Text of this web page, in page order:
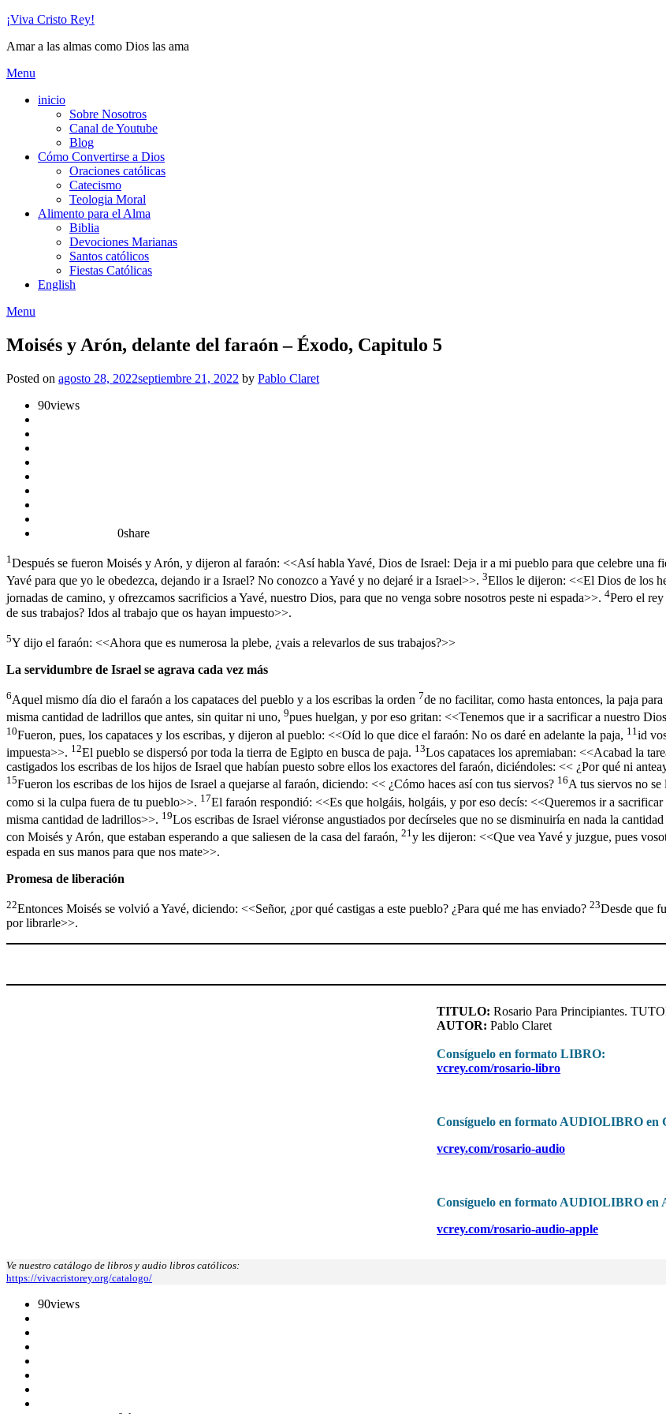
Skip
content
¡Viva Cristo Rey!
Amar a las almas como Dios las ama
Menu
inicio
Sobre Nosotros
Canal de Youtube
Blog
Cómo Convertirse a Dios
Oraciones católicas
Catecismo
Teologia Moral
Alimento para el Alma
Biblia
Devociones Marianas
Santos católicos
Fiestas Católicas
English
Menu
Moisés y Arón, delante del faraón – Éxodo, Capitulo 5
Posted on agosto 28, 2022septiembre 21, 2022 by Pablo Claret
90views
0share
1 Después se fueron Moisés y Arón, y dijeron al faraón: <<Así habla Yavé, Dios de Israel: Deja ir a mi pueblo para que celebre una
Yavé para que yo le obedezca, dejando ir a Israel? No conozco a Yavé y no dejaré ir a Israel>>. 3Ellos le dijeron: <<El Dios de los
jornadas de camino, y ofrezcamos sacrificios a Yavé, nuestro Dios, para que no venga sobre nosotros peste ni espada>>. 4Pero el
de sus trabajos? Idos al trabajo que os hayan impuesto>>.
5Y dijo el faraón: <<Ahora que es numerosa la plebe, ¿vais a relevarlos de sus trabajos?>>
La servidumbre de Israel se agrava cada vez más
6Aquel mismo día dio el faraón a los capataces del pueblo y a los escribas la orden 7de no facilitar, como hasta entonces, la paja
misma cantidad de ladrillos que antes, sin quitar ni uno, 9pues huelgan, y por eso gritan: <<Tenemos que ir a sacrificar a nuestro
10Fueron, pues, los capataces y los escribas, y dijeron al pueblo: <<Oíd lo que dice el faraón: No os daré en adelante la paja, 11 id
impuesta>>. 12El pueblo se dispersó por toda la tierra de Egipto en busca de paja. 13Los capataces los apremiaban: <<Acabad la
castigados los escribas de los hijos de Israel que habían puesto sobre ellos los exactores del faraón, diciéndoles: << ¿Por qué ni
15Fueron los escribas de los hijos de Israel a quejarse al faraón, diciendo: << ¿Cómo haces así con tus siervos? 16A tus siervos no se
como si la culpa fuera de tu pueblo>>. 17El faraón respondió: <<Es que holgáis, holgáis, y por eso decís: <<Queremos ir a sacrificar
misma cantidad de ladrillos>>. 19Los escribas de Israel viéronse angustiados por decírseles que no se disminuiría en nada la
con Moisés y Arón, que estaban esperando a que saliesen de la casa del faraón, 21y les dijeron: <<Que vea Yavé y juzgue, pues
espada en sus manos para que nos mate>>.
Promesa de liberación
22Entonces Moisés se volvió a Yavé, diciendo: <<Señor, ¿por qué castigas a este pueblo? ¿Para qué me has enviado? 23Desde que
por librarle>>.
TITULO: Rosario Para Principiantes.
AUTOR: Pablo Claret
Consíguelo en formato LIBRO:
vcrey.com/rosario-libro
Consíguelo en formato AUDIOLIBRO en
vcrey.com/rosario-audio
Consíguelo en formato AUDIOLIBRO en
vcrey.com/rosario-audio-apple
Ve nuestro catálogo de libros y audio libros católicos:
https://vivacristorey.org/catalogo/
90views